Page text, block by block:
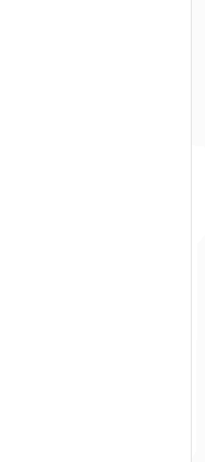
が適切かお返事申